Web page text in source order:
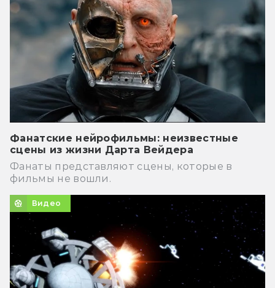
Фанатские нейрофильмы: неизвестные
сцены из жизни Дарта Вейдера
Фанаты представляют сцены, которые в
фильмы не вошли.
Видео